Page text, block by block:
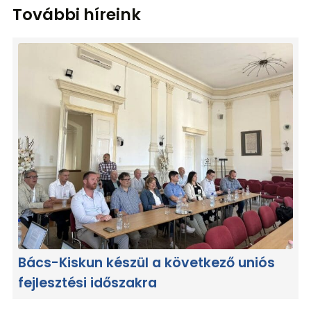
További híreink
Bács-Kiskun készül a következő uniós
fejlesztési időszakra